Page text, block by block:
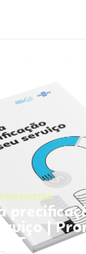
a
|